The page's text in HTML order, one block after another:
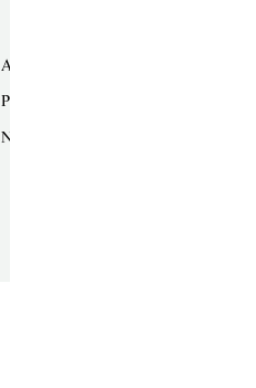
Anmelden per E-Mail
Persönliche Merklisten
Nur für Privatkunden